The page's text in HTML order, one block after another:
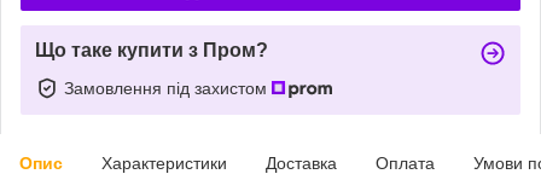
Що таке купити з Пром?
Замовлення під захистом
Опис Характеристики Доставка Оплата Умови